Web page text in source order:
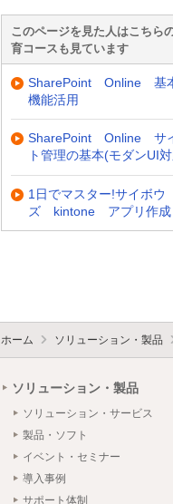
このページを見た人はこちら
育コースも見ています
SharePoint Online 基
機能活用
SharePoint Online サ
ト管理の基本(モダンUI
1日でマスター!サイボウ
ズ kintone アプリ作成
ホーム ソリューション・製品
ソリューション・製品
ソリューション・サービス
製品・ソフト
イベント・セミナー
導入事例
サポート体制